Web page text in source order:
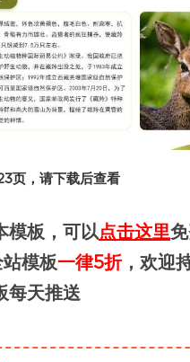
页，请下载后查看
模板，可以点击这里
模板一律5折，欢迎
每天推送